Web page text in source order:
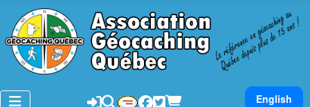
Sélectionnez
English